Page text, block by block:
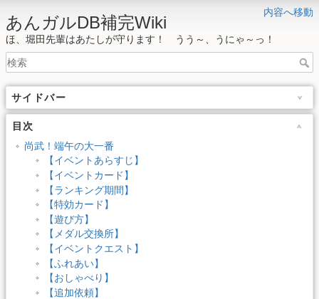
内容へ移動
あんガルDB補完Wiki
ほ、堀田先輩はあたしが守ります！ うう～、うにゃ～っ！
サイドバー
目次
尚武！端午の大一番
【イベントあらすじ】
【イベントカード】
【ランキング期間】
【特効カード】
【遊び方】
【メダル交換所】
【イベントクエスト】
【ふれあい】
【おしゃべり】
【追加依頼】